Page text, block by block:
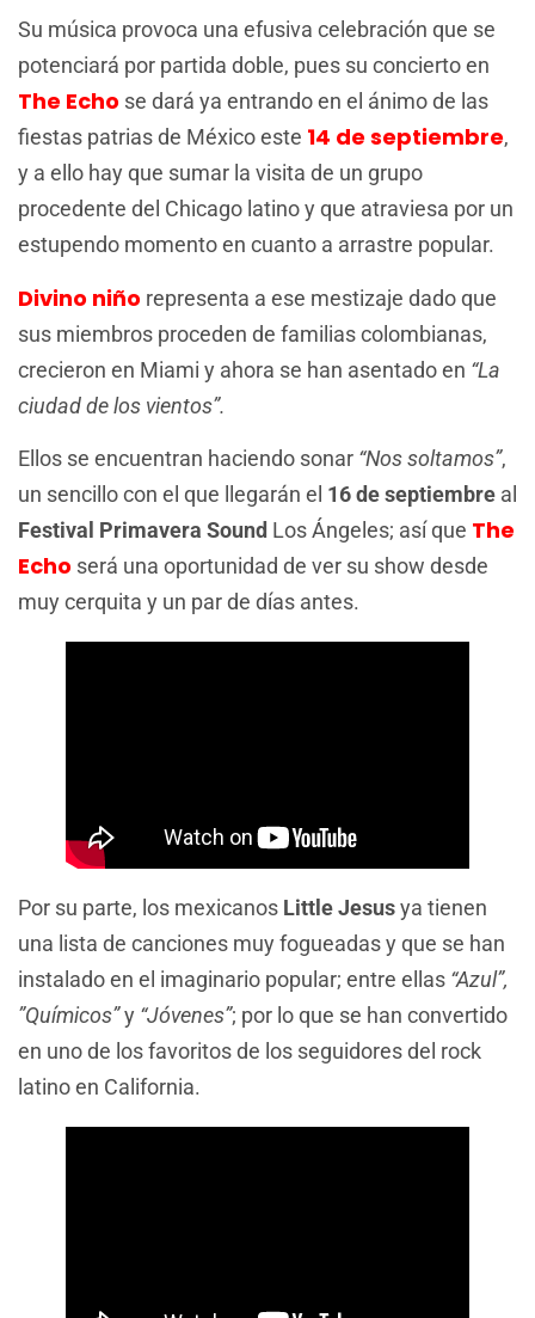
Su música provoca una efusiva celebración que se
potenciará por partida doble, pues su concierto en
The Echo se dará ya entrando en el ánimo de las
fiestas patrias de México este 14 de septiembre,
y a ello hay que sumar la visita de un grupo
procedente del Chicago latino y que atraviesa por un
estupendo momento en cuanto a arrastre popular.
Divino niño representa a ese mestizaje dado que
sus miembros proceden de familias colombianas,
crecieron en Miami y ahora se han asentado en “La
ciudad de los vientos”.
Ellos se encuentran haciendo sonar “Nos soltamos”,
un sencillo con el que llegarán el 16 de septiembre al
Festival Primavera Sound Los Ángeles; así que The
Echo será una oportunidad de ver su show desde
muy cerquita y un par de días antes.
Por su parte, los mexicanos Little Jesusya tienen
una lista de canciones muy fogueadas y que se han
instalado en el imaginario popular; entre ellas “Azul”,
”Químicos”y “Jóvenes”; por lo que se han convertido
en uno de los favoritos de los seguidores del rock
latino en California.